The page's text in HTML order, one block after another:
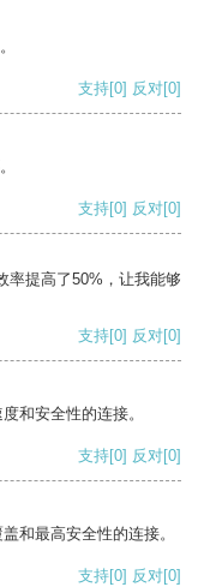
支持[0] 反对[0]
支持[0] 反对[0]
率提高了50%，让我能够
支持[0] 反对[0]
和安全性的连接。
支持[0] 反对[0]
和最高安全性的连接。
支持[0] 反对[0]